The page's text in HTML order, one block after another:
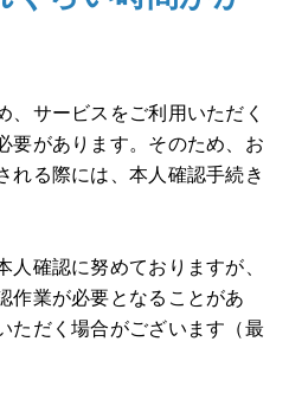
、サービスをご利用いただく
要があります。そのため、お
れる際には、本人確認手続き
確認に努めておりますが、
作業が必要となることがあ
ただく場合がございます（最